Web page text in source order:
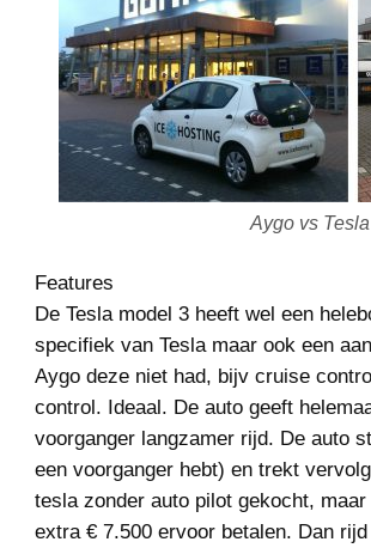
Aygo vs
Features
De Tesla model 3 heeft wel een
specifiek van Tesla maar ook een
Aygo deze niet had, bijv cruise
control. Ideaal. De auto geeft
voorganger langzamer rijd. De auto
een voorganger hebt) en trekt
tesla zonder auto pilot gekocht,
extra € 7.500 ervoor betalen. Dan